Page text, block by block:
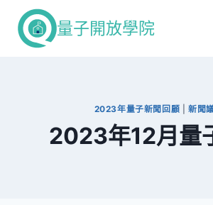
量子開放學院
2023年量子新聞回顧 新聞
2023年12月量